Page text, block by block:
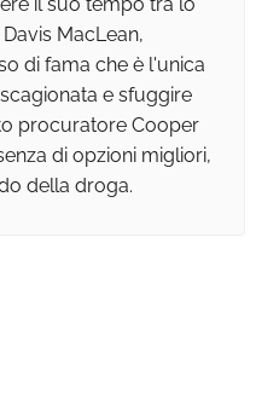
MacLean,
di fama che è l'unica
e sfuggire
procuratore Cooper
di opzioni migliori,
della droga.